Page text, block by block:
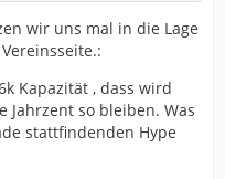
sprechen. Ich
Kinder im
sicher nicht 17
ich die Block
ein paar mehr
wir uns mal in die Lage
Kapazität , dass wird
Jahrzent so bleiben. Was
stattfindenden Hype